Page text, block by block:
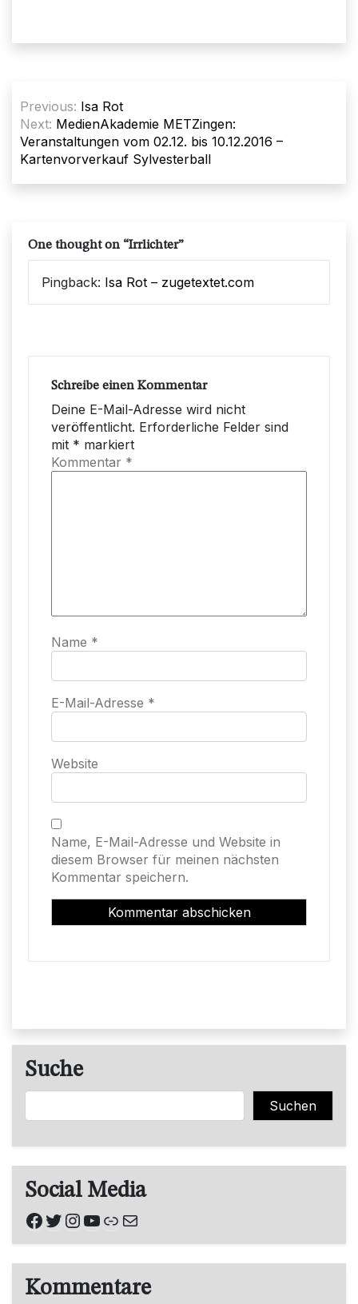
Previous: Isa Rot
Next: MedienAkademie METZingen:
Veranstaltungen vom 02.12. bis 10.12.2016 –
Kartenvorverkauf Sylvesterball
One thought on “Irrlichter”
Pingback: Isa Rot – zugetextet.com
Schreibe einen Kommentar
Deine E-Mail-Adresse wird nicht
veröffentlicht. Erforderliche Felder sind
mit * markiert
Kommentar *
Name *
E-Mail-Adresse *
Website
Name, E-Mail-Adresse und Website in
diesem Browser für meinen nächsten
Kommentar speichern.
Suche
Suchen Suchen
Social Media
Facebook
Twitter
Instagram
YouTube
Link
E-Mail
Kommentare